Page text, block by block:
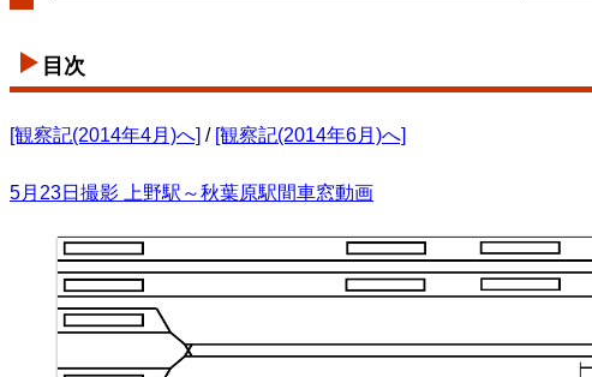
目次
[観察記(2014年4月)へ] / [観察記(2014年6月)へ]
5月23日撮影 上野駅～秋葉原駅間車窓動画